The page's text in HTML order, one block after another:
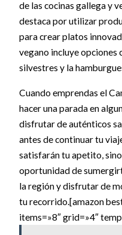
de las cocinas gallega y
destaca por utilizar
para crear platos
vegano incluye opciones
silvestres y la
Cuando emprendas el
hacer una parada en
disfrutar de auténticos
antes de continuar tu
satisfarán tu apetito,
oportunidad de
la región y disfrutar de
tu recorrido.[amazon
items=»8″ grid=»4″